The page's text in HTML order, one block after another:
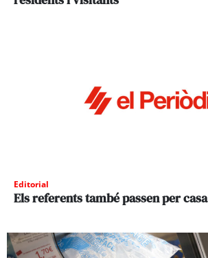
Editorial
Els referents també passen per casa